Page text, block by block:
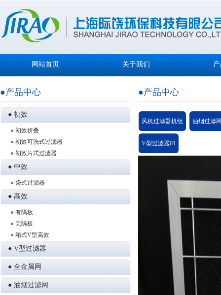
网站首页 关于我们
●产品中心
● 初效
● 初效折叠
● 初效可洗式过滤器
● 初效片式过滤器
● 中效
● 袋式过滤器
● 高效
● 有隔板
● 无隔板
● 箱式V型高效
● V型过滤器
● 全金属网
● 油烟过滤网
●产品中心
风机过滤器机组 油烟过滤
V型过滤器01